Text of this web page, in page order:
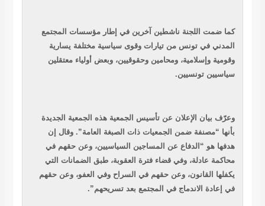
كما ضمت اللجنة ناشطين آخرين في إطار مؤسسات المجتمع
المدني في تونس من تيارات وقوى سياسية مختلفة يسارية
وقومية وإسلامية، ومحامين وحقوقيين، وبعض أولياء معتقلين
سياسيين تونسيين.
وعرّف بيان الإعلان عن تأسيس الجمعية هذه الجمعية الجديدة
بأنها “مصنفة ضمن الجمعيات ذات الصبغة العامة”. وقال إن
هدفها هو “الدفاع عن المساجين السياسيين، وعن حقهم في
محاكمة عادلة، وفي قضاء فترة العقوبة، طبق الضمانات التي
يكفلها القانون، وعن حقهم في السراح وفي العفو، وعن حقهم
في إعادة الاندماج في المجتمع بعد تسريحهم”.